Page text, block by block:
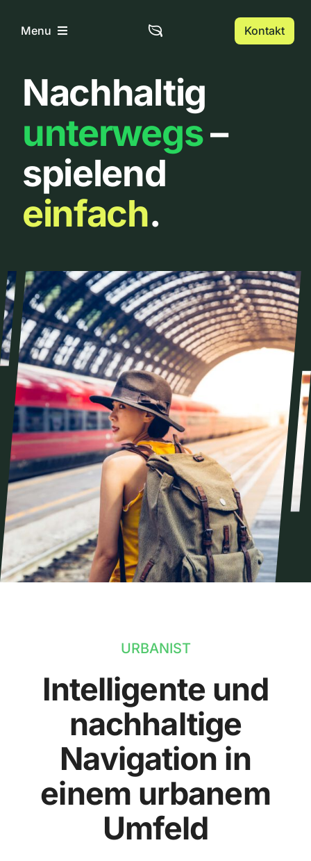
InhaltMenu
Home
Über uns
Urbanlist
Kontakt
Nachhaltig
unterwegs–
spielend
einfach.
URBANIST
Intelligente und
nachhaltige
Navigation in
einem urbanem
Umfeld